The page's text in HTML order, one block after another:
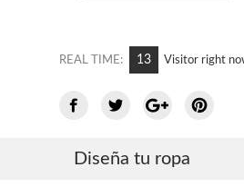
REAL TIME: 9 Visitor right now
Diseña tu ropa